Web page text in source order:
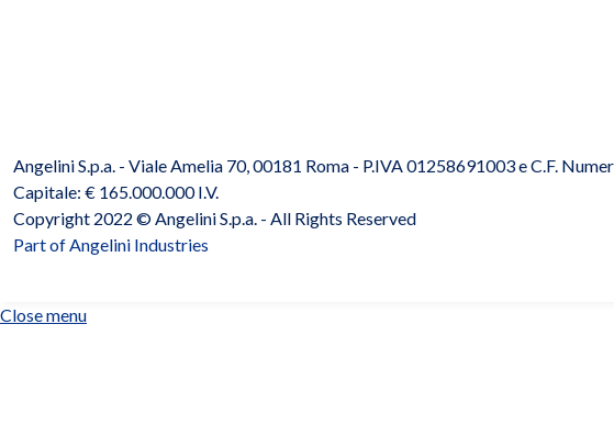
Angelini S.p.a. - Viale Amelia 70, 00181 Roma - P.IVA 01258691003 e C.F.
Capitale: € 165.000.000 I.V.
Copyright 2022 ©Angelini S.p.a. - All Rights Reserved
Part of Angelini Industries
Close menu